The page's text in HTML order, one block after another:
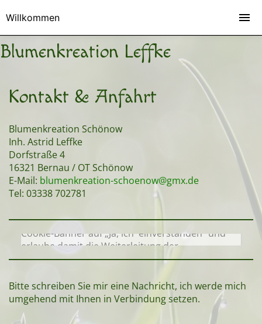
Blumenkreation Leffke
Kontakt & Anfahrt
Blumenkreation Schönow
Inh. Astrid Leffke
Dorfstraße 4
16321 Bernau / OT Schönow
E-Mail: blumenkreation-schoenow@gmx.de
Tel: 03338 702781
Die Inhalte von Google Maps werden aufgrund
angezeigt. Um den Inhalt anzuzeigen, klicke im
Cookie-Banner auf „Ja, ich einverstanden“ und
erlaube damit die Weiterleitung der
erforderlichen Daten an Google Maps.
Cookieeinstellungen anzeigen
Bitte schreiben Sie mir eine Nachricht, ich werde mich
umgehend mit Ihnen in Verbindung setzen.
Willkommen